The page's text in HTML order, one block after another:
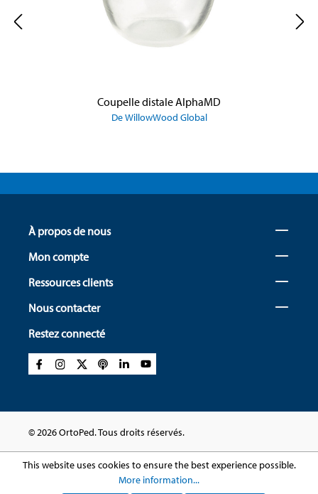
Coupelle distale AlphaMD
De WillowWood Global
À propos de nous
Mon compte
Ressources clients
Nous contacter
Restez connecté
© 2026 OrtoPed. Tous droits réservés.
This website uses cookies to ensure the best experience possible.
More information...